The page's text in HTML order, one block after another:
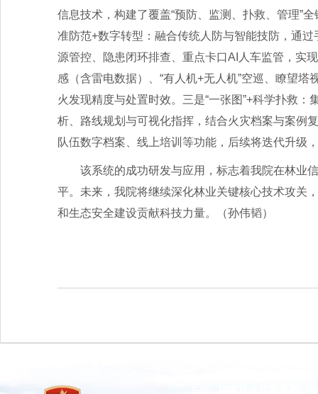
信息技术，构建了覆盖“预防、监测、扑救、管理”
准防范+数字转型：融合传统人防与智能技防，通
源管控、隐患闭环排查、重点卡口AI人车监管，实
感（含雷电数据）、“有人机+无人机”空巡、瞭望
火发现精度与处置时效。三是“一张图”+科学扑救
析、路线规划与可视化指挥，结合火灾档案与案例
队伍数字档案、线上培训等功能，后续将迭代升级
该系统的成功研发与应用，标志着我院在林业
平。未来，我院将继续深化林业关键核心技术攻关
和生态安全建设贡献科技力量。（孙伟韬）